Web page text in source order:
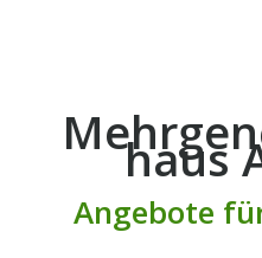
haus
Angebote